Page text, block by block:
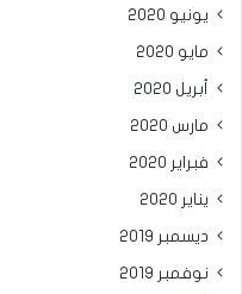
يونيو 2020
مايو 2020
أبريل 2020
مارس 2020
فبراير 2020
يناير 2020
ديسمبر 2019
نوفمبر 2019